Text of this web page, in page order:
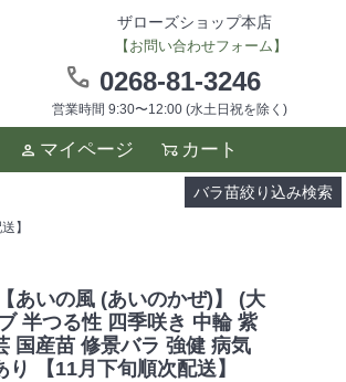
ザローズショップ本店
【お問い合わせフォーム】
0268-81-3246
営業時間 9:30〜12:00 (水土日祝を除く)
マイページ カート
バラ苗絞り込み検索
】
あいの風 (あいのかぜ)】 (大
半つる性 四季咲き 中輪 紫
国産苗 修景バラ 強健 病気
【11月下旬順次配送】